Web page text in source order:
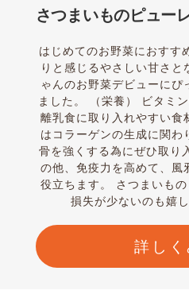
さつまいものピュー
はじめてのお野菜におすす
りと感じるやさしい甘さと
ゃんのお野菜デビューにぴ
ました。 （栄養） ビタミ
離乳食に取り入れやすい食
はコラーゲンの生成に関わ
骨を強くする為にぜひ取り
の他、免疫力を高めて、風
役立ちます。 さつまいも
損失が少ないのも嬉
詳しく